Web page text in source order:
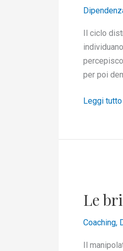
Il ciclo
per poi
narcisista
patologico
Leggi tutto
Le
Coaching,
Il
che
concede